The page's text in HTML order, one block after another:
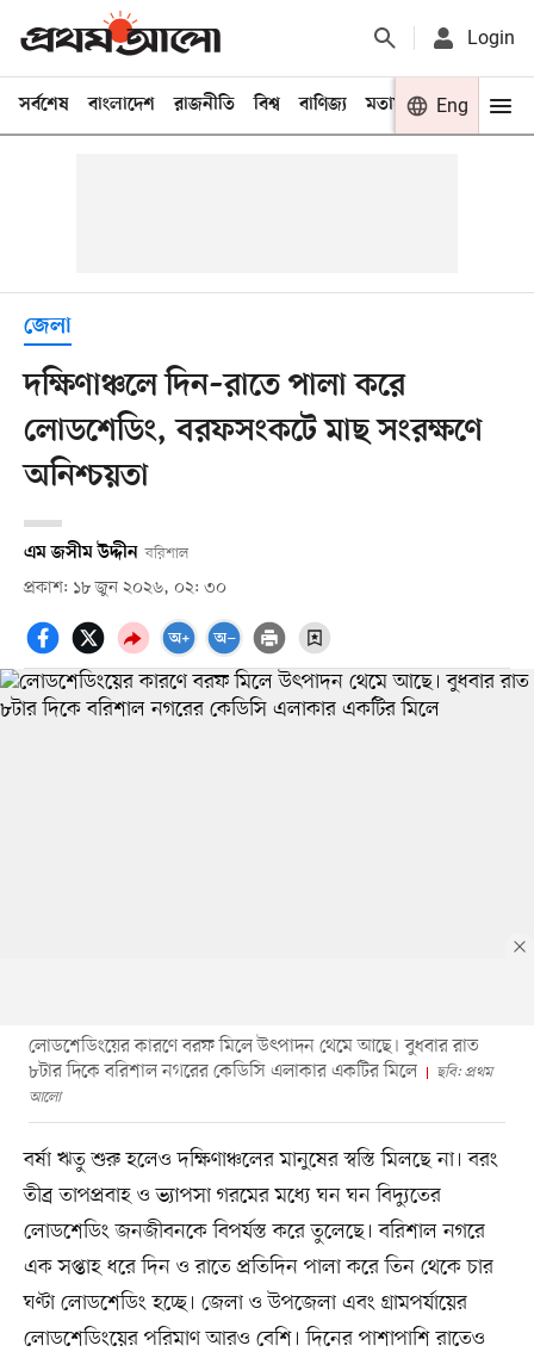
Login
সর্বশেষ বাংলাদেশ রাজনীতি বিশ্ব বাণিজ্য মতামত খেলা
Eng
জেলা
দক্ষিণাঞ্চলে দিন–রাতে পালা করে
লোডশেডিং, বরফসংকটে মাছ সংরক্ষণে
অনিশ্চয়তা
এম জসীম উদ্দীন বরিশাল
প্রকাশ: ১৮ জুন ২০২৬, ০২: ৩০
লোডশেডিংয়ের কারণে বরফ মিলে উৎপাদন থেমে আছে। বুধবার রাত
৮টার দিকে বরিশাল নগরের কেডিসি এলাকার একটির মিলে
ছবি: প্রথম
আলো
বর্ষা ঋতু শুরু হলেও দক্ষিণাঞ্চলের মানুষের স্বস্তি মিলছে না। বরং
তীব্র তাপপ্রবাহ ও ভ্যাপসা গরমের মধ্যে ঘন ঘন বিদ্যুতের
লোডশেডিং জনজীবনকে বিপর্যস্ত করে তুলেছে। বরিশাল নগরে
এক সপ্তাহ ধরে দিন ও রাতে প্রতিদিন পালা করে তিন থেকে চার
ঘণ্টা লোডশেডিং হচ্ছে। জেলা ও উপজেলা এবং গ্রামপর্যায়ের
লোডশেডিংয়ের পরিমাণ আরও বেশি। দিনের পাশাপাশি রাতেও